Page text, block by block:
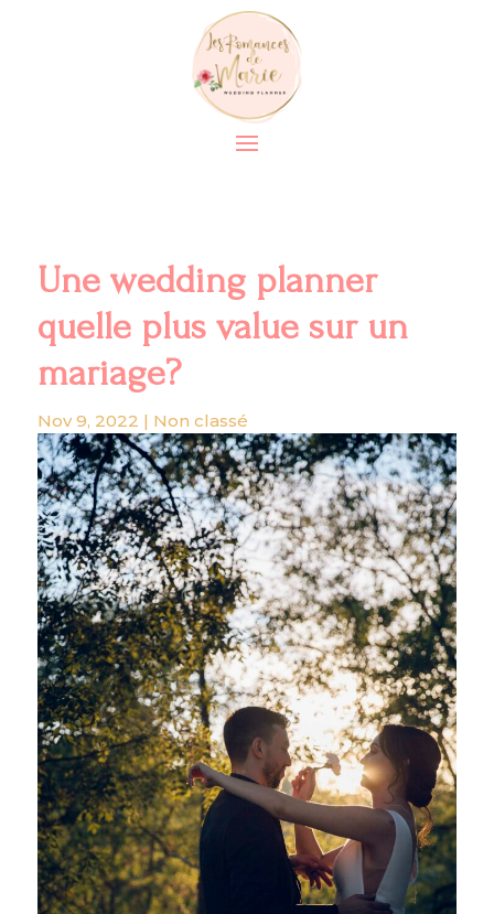
Une wedding planner
quelle plus value sur un
mariage?
Nov 9, 2022 | Non classé